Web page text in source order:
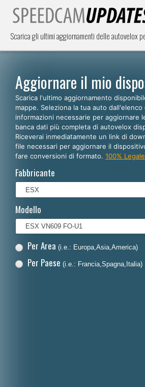
Scarica gli ultimi aggiornamenti delle autovelox
Aggiornare il mio
Scarica l'ultimo aggiornamento
mappe. Seleziona la tua auto
informazioni necessarie per aggiornare
banca dati più completa di autovelox
Riceverai inmediatamente un link di
file necessari per aggiornare il
fare conversioni di formato. 100% Legale
Fabbricante
Modello
Per Area (i.e.: Europa,Asia,America)
Per Paese (i.e.: Francia,Spagna,Italia)